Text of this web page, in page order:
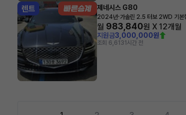
렌트 제네시스 G80
2024년·가솔린 2.5 터보 2WD 기본
월 983,840원 X 12개월
지원금3,000,000원
조회 6,6131시간 전